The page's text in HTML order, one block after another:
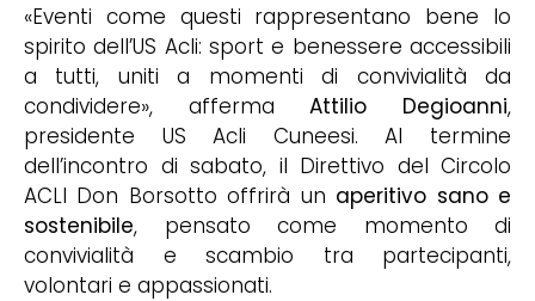
«Eventi come questi rappresentano bene lo
spirito dell’US Acli: sport e benessere accessibili
a tutti, uniti a momenti di convivialità da
condividere», affermaAttilio Degioanni,
presidente US Acli Cuneesi. Al termine
dell’incontro di sabato, il Direttivo del Circolo
ACLI Don Borsotto offrirà un aperitivo sano e
sostenibile, pensato come momento di
convivialità e scambio tra partecipanti,
volontari e appassionati.